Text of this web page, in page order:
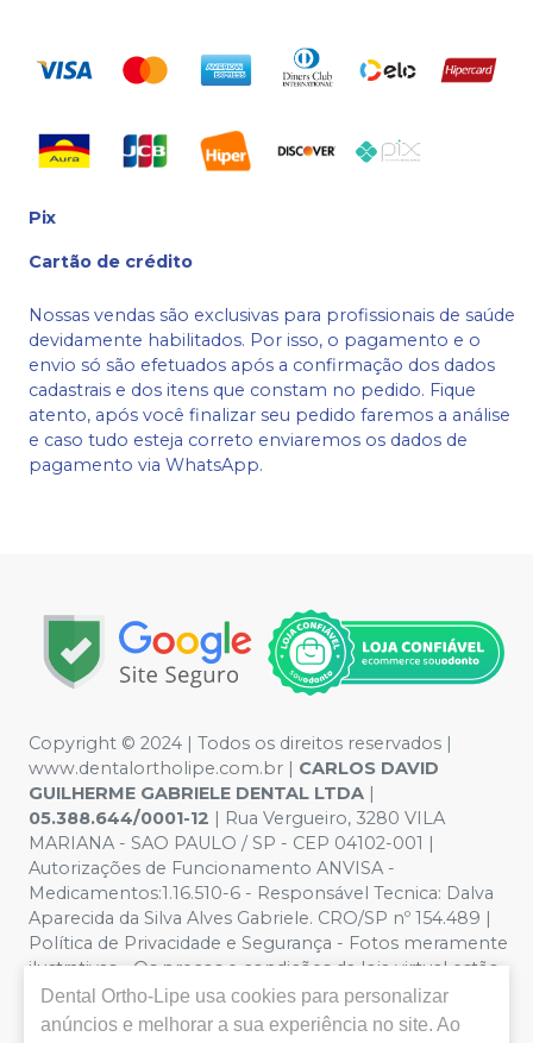
Pix
Cartão de crédito
Nossas vendas são exclusivas para profissionais de saúde
devidamente habilitados. Por isso, o pagamento e o
envio só são efetuados após a confirmação dos dados
cadastrais e dos itens que constam no pedido. Fique
atento, após você finalizar seu pedido faremos a análise
e caso tudo esteja correto enviaremos os dados de
pagamento via WhatsApp.
Copyright © 2024 | Todos os direitos reservados |
www.dentalortholipe.com.br | CARLOS DAVID
GUILHERME GABRIELE DENTAL LTDA |
05.388.644/0001-12 | Rua Vergueiro, 3280 VILA
MARIANA - SAO PAULO / SP - CEP 04102-001 |
Autorizações de Funcionamento ANVISA -
Medicamentos:1.16.510-6 - Responsável Tecnica: Dalva
Aparecida da Silva Alves Gabriele. CRO/SP nº 154.489 |
Política de Privacidade e Segurança - Fotos meramente
ilustrativas - Os preços e condições da loja virtual estão
sujeitos a alterações. Em caso de divergência de preços
no site, o valor válido é o do Carrinho de Compra. Não
Dental Ortho-Lipe usa cookies para personalizar
anúncios e melhorar a sua experiência no site. Ao